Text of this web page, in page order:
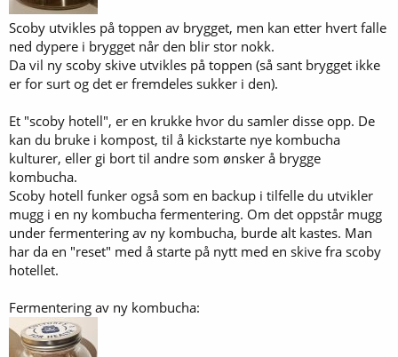
Scoby utvikles på toppen av brygget, men kan etter hvert falle
ned dypere i brygget når den blir stor nokk.
Da vil ny scoby skive utvikles på toppen (så sant brygget ikke
er for surt og det er fremdeles sukker i den).
Et "scoby hotell", er en krukke hvor du samler disse opp. De
kan du bruke i kompost, til å kickstarte nye kombucha
kulturer, eller gi bort til andre som ønsker å brygge
kombucha.
Scoby hotell funker også som en backup i tilfelle du utvikler
mugg i en ny kombucha fermentering. Om det oppstår mugg
under fermentering av ny kombucha, burde alt kastes. Man
har da en "reset" med å starte på nytt med en skive fra scoby
hotellet.
Fermentering av ny kombucha: